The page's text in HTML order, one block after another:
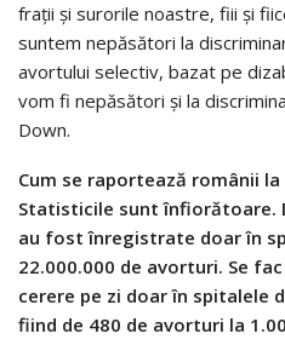
fraţii şi surorile noastre, fiii şi
suntem nepăsători la
avortului selectiv, bazat pe
vom fi nepăsători şi la
Down.
Cum se raportează românii
Statisticile sunt înfiorătoare.
au fost înregistrate doar în
22.000.000 de avorturi. Se
cerere pe zi doar în spitalele
fiind de 480 de avorturi la